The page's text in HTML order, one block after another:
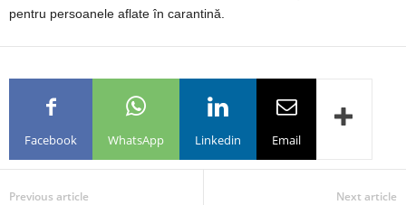
pentru persoanele aflate în carantină.
Facebook WhatsApp Linkedin Email
Previous article Next article